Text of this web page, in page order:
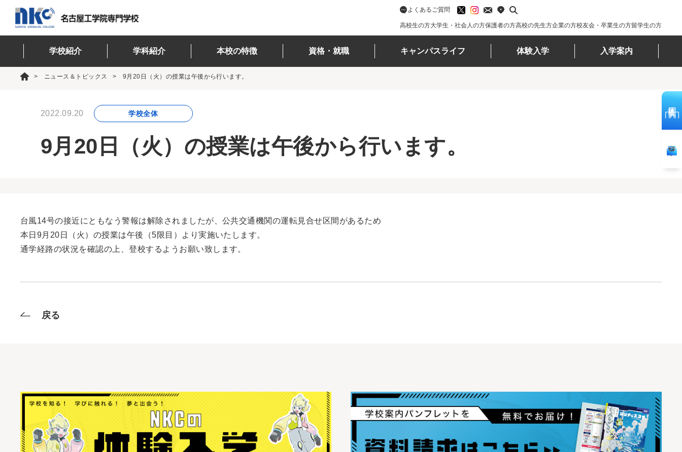
高校生の方大学生・社会人の方保護者の方高校の先生方企業の方校友会・卒業生の方留学生の方
よくあるご質問
学校紹介 学科紹介 本校の特徴 資格・就職 キャンパスライフ 体験入学 入学案内
ニュース＆トピックス 9月20日（火）の授業は午後から行います。
2022.09.20 学校全体
9月20日（火）の授業は午後から行います。
台風14号の接近にともなう警報は解除されましたが、公共交通機関の運転見合せ区間があるため
本日9月20日（火）の授業は午後（5限目）より実施いたします。
通学経路の状況を確認の上、登校するようお願い致します。
戻る